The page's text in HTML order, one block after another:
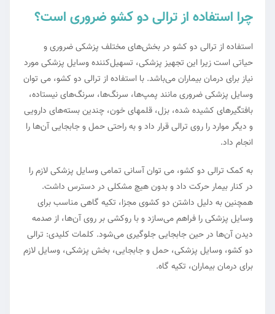
چرا استفاده از ترالی دو کشو ضروری است؟
استفاده از ترالی دو کشو در بخش‌های مختلف پزشکی ضروری و
حیاتی است زیرا این تجهیز پزشکی، تسهیل‌کننده وسایل پزشکی مورد
نیاز برای درمان بیماران می‌باشد. با استفاده از ترالی دو کشو، می توان
وسایل پزشکی ضروری مانند پمپ‌ها، سرنگ‌ها، سرنگ‌های نیستاده،
بافتگیرهای کشیده شده، بزل، قلمهای خون، چندین بسته‌های دارویی
و دیگر موارد را روی ترالی قرار داد و به راحتی حمل و جابجایی آن‌ها را
انجام داد.
به کمک ترالی دو کشو، می توان آسانی تمامی وسایل پزشکی لازم را
در کنار بیمار حرکت داد و بدون هیچ مشکلی در دسترس داشت.
همچنین به دلیل داشتن دو کشوی مجزا، تکیه گاهی مناسب برای
وسایل پزشکی را فراهم می‌سازد و با روکشی بر روی آن‌ها، از صدمه
دیدن آن‌ها در حین جابجایی جلوگیری می‌شود. کلمات کلیدی: ترالی
دو کشو، وسایل پزشکی، حمل و جابجایی، بخش پزشکی، وسایل لازم
برای درمان بیماران، تکیه گاه.